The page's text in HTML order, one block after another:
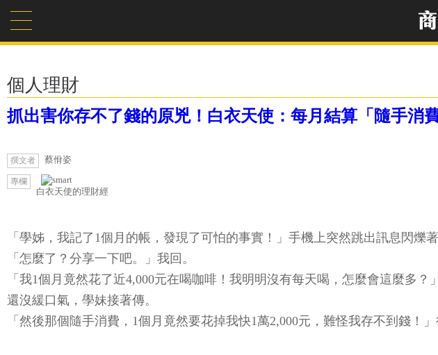
個人理財
抓出害你存不了錢的原兇！白衣天使：每月結算「隨手消
撰文者 蔡佾姿
專欄
白衣天使的理財經
「學姊，我記了1個月的帳，發現了可怕的事實！」手機上突然跳出訊息閃爍著
「怎麼了？分享一下吧。」我回。
「我1個月竟然花了近4,000元在喝咖啡！我明明沒有每天喝，怎麼會這麼多？」
還沒緩口氣，學妹接著傳。
「然後那個隨手消費，1個月竟然要花掉我快1萬2,000元，難怪我存不到錢！